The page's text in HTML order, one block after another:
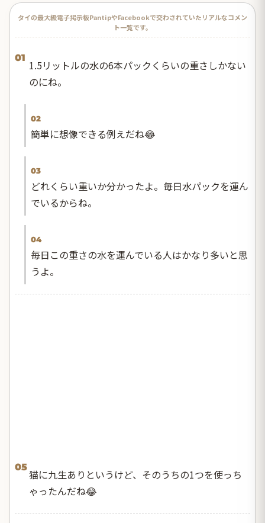
タイの最大級電子掲示板PantipやFacebookで交わされていたリアルなコメン
ト一覧です。
01
1.5リットルの水の6本パックくらいの重さしかない
のにね。
02
簡単に想像できる例えだね😂
03
どれくらい重いか分かったよ。毎日水パックを運ん
でいるからね。
04
毎日この重さの水を運んでいる人はかなり多いと思
うよ。
05
猫に九生ありというけど、そのうちの1つを使っち
ゃったんだね😂